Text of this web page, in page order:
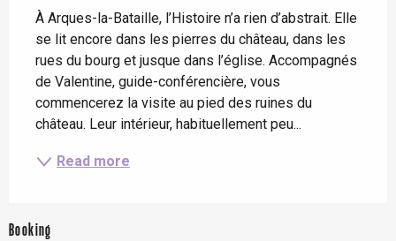
À Arques-la-Bataille, l’Histoire n’a rien d’abstrait. Elle
se lit encore dans les pierres du château, dans les
rues du bourg et jusque dans l’église. Accompagnés
de Valentine, guide-conférencière, vous
commencerez la visite au pied des ruines du
château. Leur intérieur, habituellement peu...
Read more
Booking